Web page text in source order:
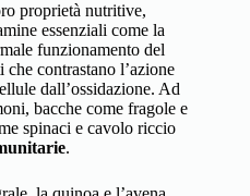
proprietà nutritive,
essenziali come la
funzionamento del
contrastano l’azione
dall’ossidazione. Ad
bacche come fragole e
spinaci e cavolo riccio
.